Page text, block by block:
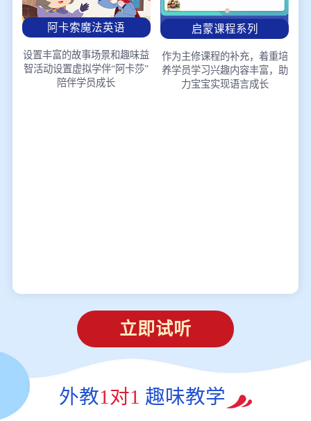
阿卡索魔法英语
设置丰富的故事场景和趣味益
智活动设置虚拟学伴“阿卡莎”
陪伴学员成长
启蒙课程系列
作为主修课程的补充，着重培
养学员学习兴趣内容丰富，助
力宝宝实现语言成长
立即试听
外教1对1 趣味教学